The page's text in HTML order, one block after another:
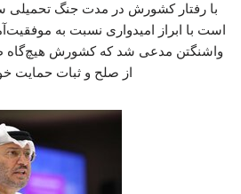
با رفتار کشورش در مدت جنگ تحمیلی
است با ابراز امیدواری نسبت به
واشنگتن مدعی شد که کشورش هیچ‌گاه
از صلح و ثبات حمایت